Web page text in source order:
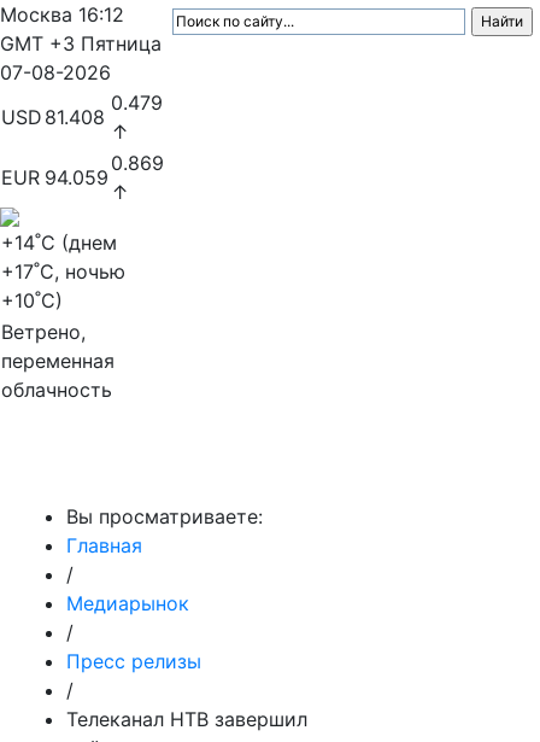
Москва 16:12
GMT +3 Пятница
07-08-2026
USD 81.408
0.479
↑
EUR 94.059
0.869
↑
+14˚C (днем
+17˚C, ночью
+10˚C)
Ветрено,
переменная
облачность
Вы просматриваете:
Главная
/
Медиарынок
/
Пресс релизы
/
Телеканал НТВ завершил